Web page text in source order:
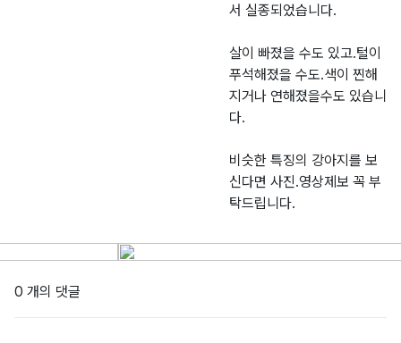
서 실종되었습니다.
살이 빠졌을 수도 있고.털이
푸석해졌을 수도.색이 찐해
지거나 연해졌을수도 있습니
다.
비슷한 특징의 강아지를 보
신다면 사진.영상제보 꼭 부
탁드립니다.
0 개의 댓글